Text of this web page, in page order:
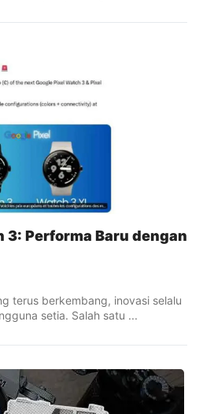
3: Performa Baru dengan
terus berkembang, inovasi selalu
setia. Salah satu ...